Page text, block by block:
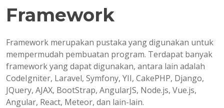
Framework
Framework merupakan pustaka yang digunakan untuk
mempermudah pembuatan program. Terdapat banyak
framework yang dapat digunakan, antara lain adalah
CodeIgniter, Laravel, Symfony, YII, CakePHP, Django,
JQuery, AJAX, BootStrap, AngularJS, Node.js, Vue.js,
Angular, React, Meteor, dan lain-lain.